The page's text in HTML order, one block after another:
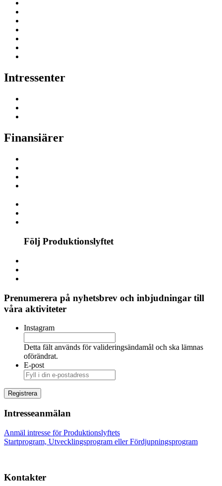
Intressenter
Finansiärer
Följ Produktionslyftet
Prenumerera på nyhetsbrev och inbjudningar till
våra aktiviteter
Instagram
Detta fält används för valideringsändamål och ska lämnas
oförändrat.
E-post
Intresseanmälan
Anmäl intresse för Produktionslyftets
Startprogram, Utvecklingsprogram eller Fördjupningsprogram
Kontakter